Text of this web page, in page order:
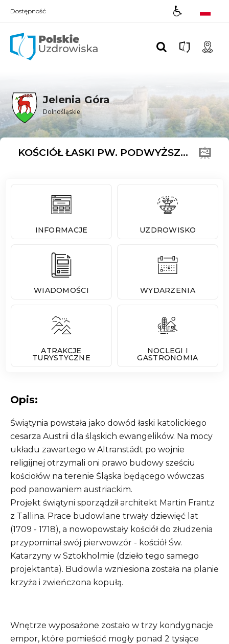
Dostępność
Jelenia Góra
Dolnośląskie
KOŚCIÓŁ ŁASKI PW. PODWYŻSZENIA KRZYŻA ŚWIĘTEGO
INFORMACJE UZDROWISKO
WIADOMOŚCI WYDARZENIA
ATRAKCJE
TURYSTYCZNE
NOCLEGI I
GASTRONOMIA
Opis:
Świątynia powstała jako dowód łaski katolickiego
cesarza Austrii dla śląskich ewangelików. Na mocy
układu zawartego w Altranstädt po wojnie
religijnej otrzymali oni prawo budowy sześciu
kościołów na terenie Śląska będącego wówczas
pod panowaniem austriackim.
Projekt świątyni sporządził architekt Martin Frantz
z Tallina. Prace budowlane trwały dziewięć lat
(1709 - 1718), a nowopowstały kościół do złudzenia
przypominał swój pierwowzór - kościół Św.
Katarzyny w Sztokholmie (dzieło tego samego
projektanta). Budowla wzniesiona została na planie
krzyża i zwieńczona kopułą.
Wnętrze wyposażone zostało w trzy kondygnacje
empor, które pomieścić mogły ponad 2 tysiące